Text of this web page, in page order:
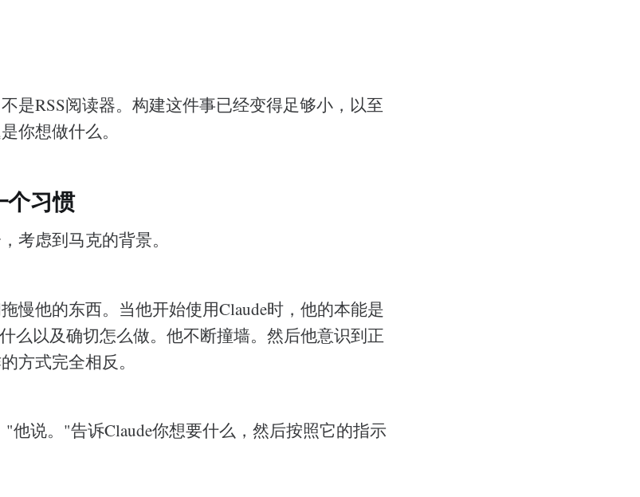
是RSS阅读器。构建这件事已经变得足够小，以至
你想做什么。
个习惯
考虑到马克的背景。
慢他的东西。当他开始使用Claude时，他的本能是
么以及确切怎么做。他不断撞墙。然后他意识到正
方式完全相反。
他说。"告诉Claude你想要什么，然后按照它的指示